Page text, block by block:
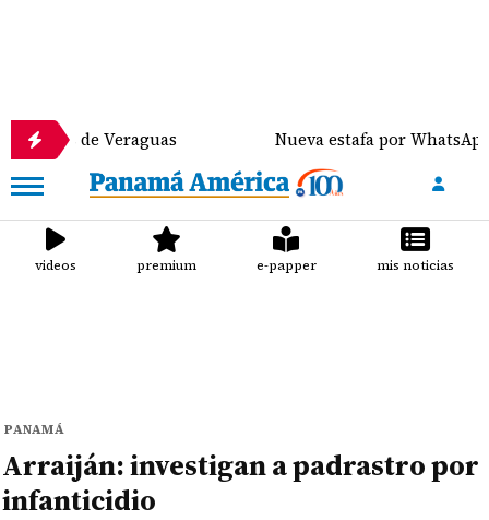
Veraguas Nueva estafa por WhatsApp
videos premium e-papper mis noticias
PANAMÁ
Arraiján: investigan a padrastro por
infanticidio